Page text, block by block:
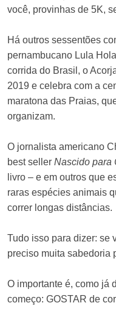
você, provinhas de 5K,
Há outros sessentões
pernambucano Lula
corrida do Brasil, o
2019 e celebra com a
maratona das Praias,
organizam.
O jornalista americano
best sellerNascido para
livro – e em outros que
raras espécies animais
correr longas distâncias.
Tudo isso para dizer: se
preciso muita sabedoria
O importante é, como já
começo: GOSTAR de